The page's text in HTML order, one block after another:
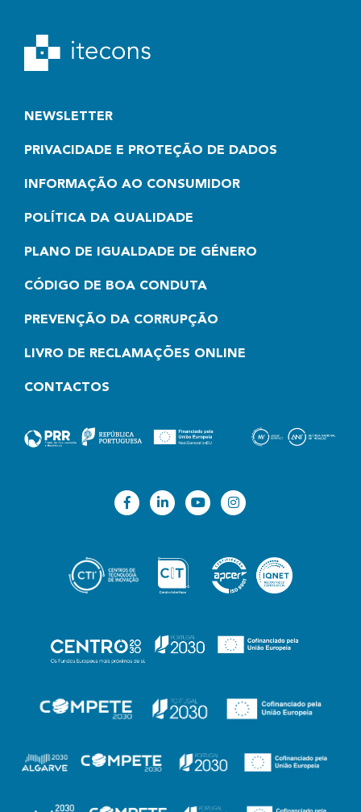
NEWSLETTER
PRIVACIDADE E PROTEÇÃO DE DADOS
INFORMAÇÃO AO CONSUMIDOR
POLÍTICA DA QUALIDADE
PLANO DE IGUALDADE DE GÉNERO
CÓDIGO DE BOA CONDUTA
PREVENÇÃO DA CORRUPÇÃO
LIVRO DE RECLAMAÇÕES ONLINE
CONTACTOS